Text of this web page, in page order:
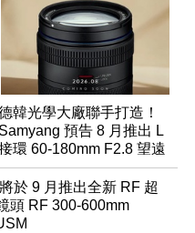
韓光學大廠聯手打造！
Samyang 預告 8 月推出 L
環 60-180mm F2.8 望遠
焦鏡
於 9 月推出全新 RF 超
頭 RF 300-600mm